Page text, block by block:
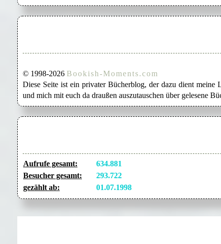
© 1998-2026 Bookish-Moments.com
Diese Seite ist ein privater Bücherblog, der dazu dient meine
und mich mit euch da draußen auszutauschen über gelesene
Aufrufe gesamt:
634.881
Besucher gesamt:
293.722
gezählt ab:
01.07.1998